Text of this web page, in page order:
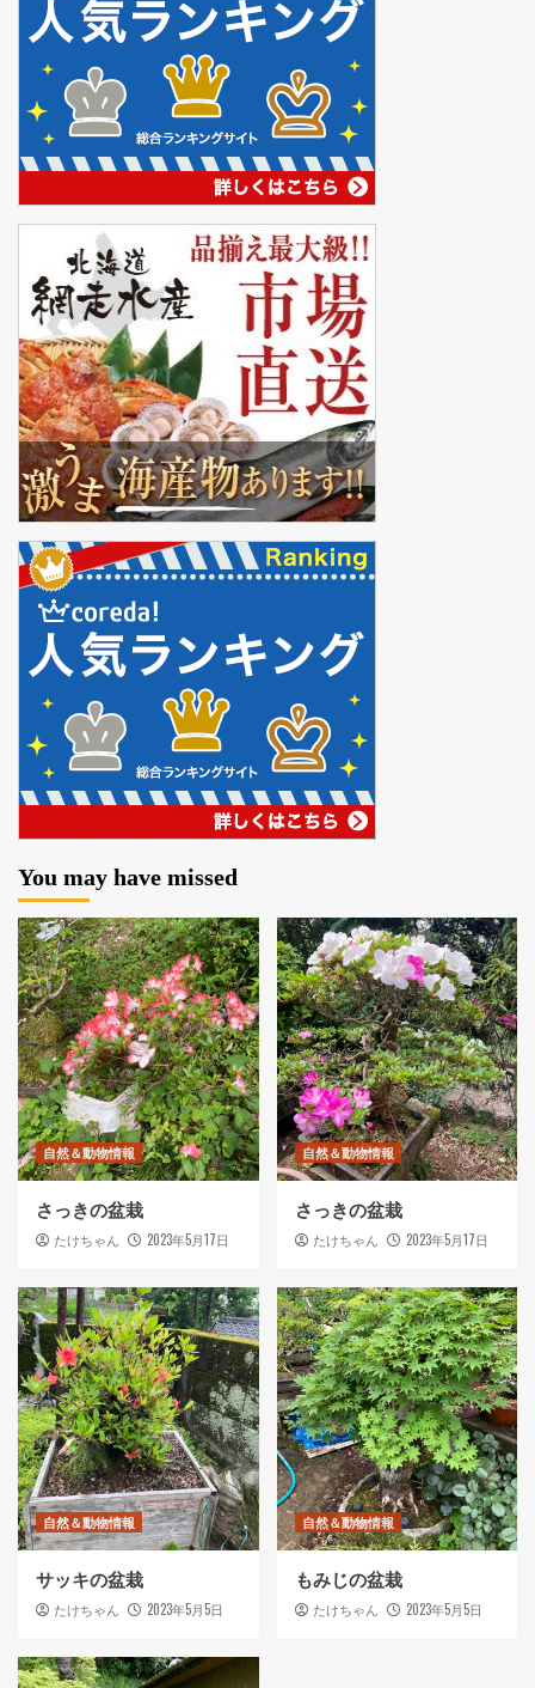
You may have missed
自然＆動物情報
さっきの盆栽
たけちゃん 2023年5月17日
自然＆動物情報
さっきの盆栽
たけちゃん 2023年5月17日
自然＆動物情報
サッキの盆栽
たけちゃん 2023年5月5日
自然＆動物情報
もみじの盆栽
たけちゃん 2023年5月5日